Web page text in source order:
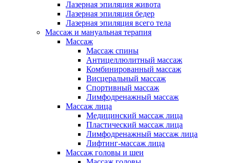
Лазерная эпиляция живота
Лазерная эпиляция бедер
Лазерная эпиляция всего тела
Массаж и мануальная терапия
Массаж
Массаж спины
Антицеллюлитный массаж
Комбинированный массаж
Висцеральный массаж
Спортивный массаж
Лимфодренажный массаж
Массаж лица
Медицинский массаж лица
Пластический массаж лица
Лимфодренажный массаж лица
Лифтинг-массаж лица
Массаж головы и шеи